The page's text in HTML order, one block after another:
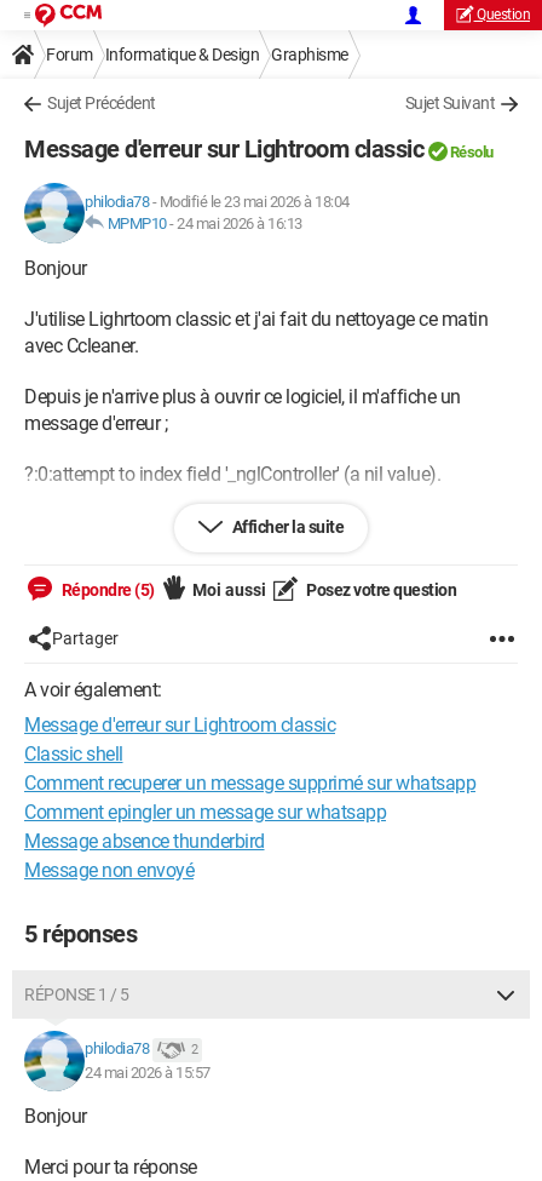
Question
Forum Informatique & Design Graphisme
Sujet Précédent Sujet Suivant
Message d'erreur sur Lightroom classic Résolu
philodia78- Modifié le 23 mai 2026 à 18:04
MPMP10-24 mai 2026 à 16:13
Bonjour
J'utilise Lighrtoom classic et j'ai fait du nettoyage ce matin
avec Ccleaner.
Depuis je n'arrive plus à ouvrir ce logiciel, il m'affiche un
message d'erreur ;
?:0:attempt to index field '_nglController' (a nil value).
Par contre aucun souci pour ouvrir Photoshop par exemple
J'ai un pc windows 11 famille 64 bytes.
Quelqu'un peut il m'aider s'il vous plait ?
Par avance je vous en remercie.
Afficher la suite
Répondre (5) Moi aussi Posez votre question
Partager
A voir également:
Message d'erreur sur Lightroom classic
Classic shell
Comment recuperer un message supprimé sur whatsapp
Comment epingler un message sur whatsapp
Message absence thunderbird
Message non envoyé
5 réponses
RÉPONSE 1 / 5
philodia78 2
24 mai 2026 à 15:57
Bonjour
Merci pour ta réponse